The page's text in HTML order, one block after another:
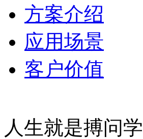
方案介绍
应用场景
客户价值
人生就是搏问